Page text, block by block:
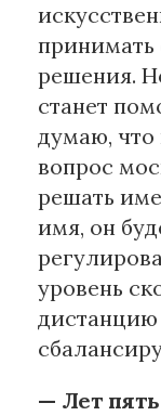
принимать
решения.
станет
думаю,
вопрос
решать
имя, он
уровень
— Лет